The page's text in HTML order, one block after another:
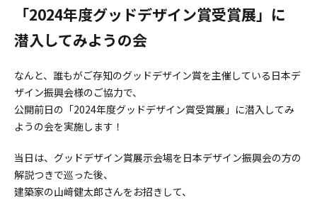
「2024年度グッドデザイン賞受賞展」に
潜入してみようの会
なんと、誰もがご存知のグッドデザイン賞を主催している日本デ
ザイン振興会様のご協力で、
公開前日の「2024年度グッドデザイン賞受賞展」に潜入してみ
ようの会を実施します！
当日は、グッドデザイン賞展示会場を日本デザイン振興会の方の
解説つきで巡った後、
建築家の山﨑健太郎さんをお招きして、